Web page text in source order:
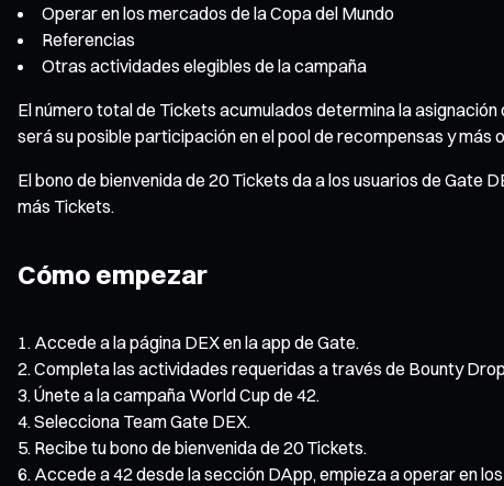
Operar en los mercados de la Copa del Mundo
Referencias
Otras actividades elegibles de la campaña
El número total de Tickets acumulados determina la
será su posible participación en el pool de recompensas y
El bono de bienvenida de 20 Tickets da a los usuarios de
más Tickets.
Cómo empezar
Accede a la página DEX en la app de Gate.
Completa las actividades requeridas a través de Bounty
Únete a la campaña World Cup de 42.
Selecciona Team Gate DEX.
Recibe tu bono de bienvenida de 20 Tickets.
Accede a 42 desde la sección DApp, empieza a operar en